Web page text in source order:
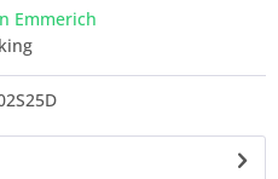
Emmerich